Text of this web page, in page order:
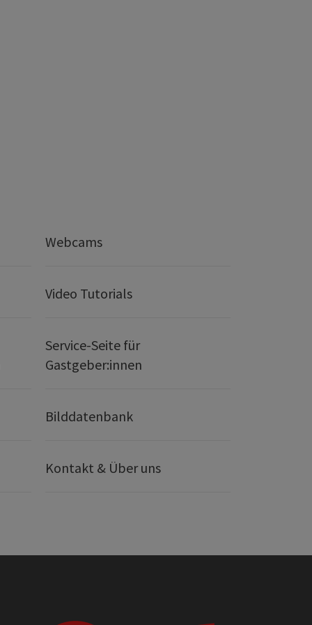
Webcams
Video Tutorials
Service-Seite für
Gastgeber:innen
Bilddatenbank
Kontakt & Über uns